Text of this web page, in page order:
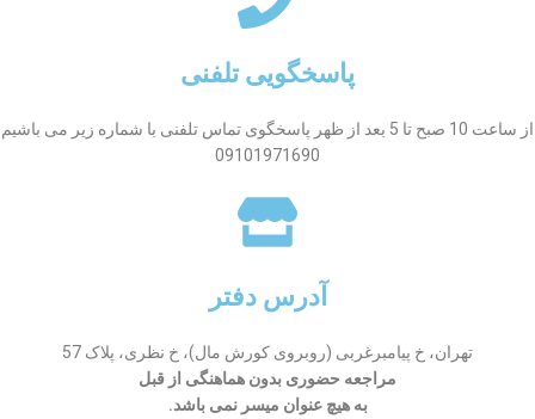
پاسخگویی تلفنی
از ساعت 10 صبح تا 5 بعد از ظهر پاسخگوی تماس تلفنی با شماره زیر می باشیم
09101971690
آدرس دفتر
تهران، خ پیامبرغربی (روبروی کورش مال)، خ نظری، پلاک 57
مراجعه حضوری بدون هماهنگی از قبل
به هیچ عنوان میسر نمی باشد.